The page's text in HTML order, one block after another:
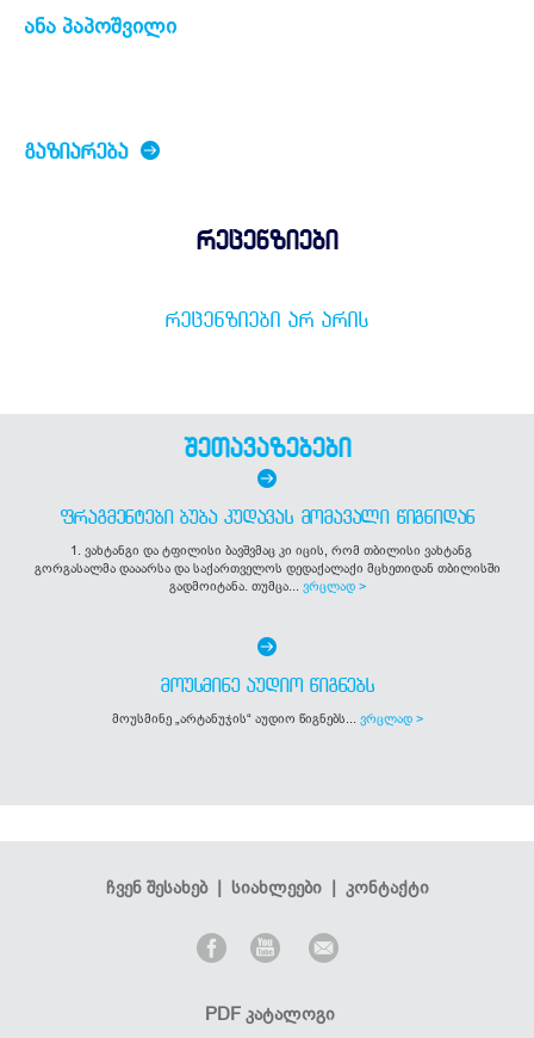
ანა პაპოშვილი
ᲒᲐᲖᲘᲐᲠᲔᲑᲐ
რეცენზიები
ᲠᲔᲪᲔᲜᲖᲘᲔᲑᲘ ᲐᲠ ᲐᲠᲘᲡ
შეთავაზებები
ᲤᲠᲐᲒᲛᲔᲜᲢᲔᲑᲘ ᲑᲣᲑᲐ ᲙᲣᲓᲐᲕᲐᲡ ᲛᲝᲛᲐᲕᲐᲚᲘ ᲬᲘᲒᲜᲘᲓᲐᲜ
1. ვახტანგი და ტფილისი ბავშვმაც კი იცის, რომ თბილისი ვახტანგ
გორგასალმა დააარსა და საქართველოს დედაქალაქი მცხეთიდან თბილისში
გადმოიტანა. თუმცა... ვრცლად >
ᲛᲝᲣᲡᲛᲘᲜᲔ ᲐᲣᲓᲘᲝ ᲬᲘᲒᲜᲔᲑᲡ
მოუსმინე „არტანუჯის“ აუდიო წიგნებს... ვრცლად >
ჩვენ შესახებ| სიახლეები| კონტაქტი
PDF კატალოგი